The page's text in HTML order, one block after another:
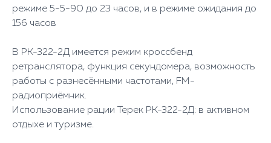
режиме 5-5-90 до 23 часов, и в режиме ожидания до
156 часов
В РК-322-2Д имеется режим кроссбенд
ретранслятора, функция секундомера, возможность
работы с разнесёнными частотами, FM-
радиоприёмник.
Использование рации Терек РК-322-2Д: в активном
отдыхе и туризме.